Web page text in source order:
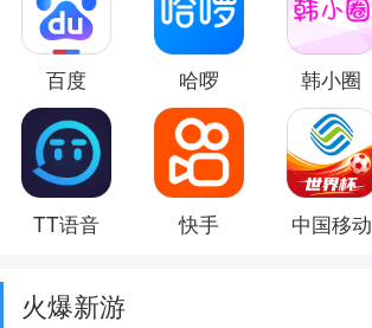
百度 哈啰 韩小圈
TT语音 快手 中国移动
火爆新游